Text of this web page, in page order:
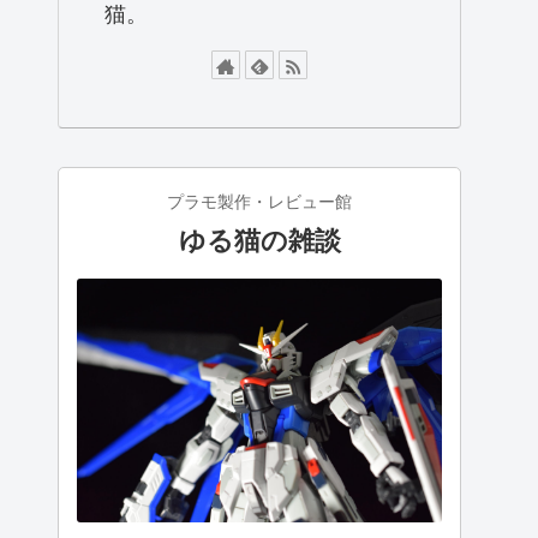
猫。
プラモ製作・レビュー館
ゆる猫の雑談